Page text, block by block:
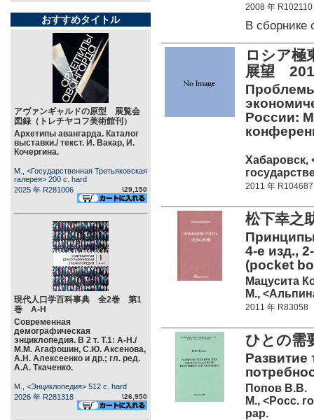
おすすめタイトル
アヴァンギャルドの原型 展覧会
図録（トレチヤコフ美術館刊）
Архетипы авангарда. Каталог
выставки./ текст. И. Вакар, И.
Кочергина.
М., <Государственная Третьяковская
галерея> 200 c. hard
2025 年 R281006
\29,150
現代人口学百科事典 全2巻 第1
巻 А-Н
Современная
демографическая
энциклопедия. В 2 т. Т.1: А-Н./
М.М. Агафошин, С.Ю. Аксенова,
А.Н. Алексеенко и др.; гл. ред.
А.А. Ткаченко.
М., <Энциклопедия> 512 c. hard
2026 年 R281318
\26,950
2008 年 R102110
В сборнике
ロシア極
展望
России:
Хабаровск,
2011 年 R104687
松下幸之
4-е изд.,
(pocket
Мацусита
М.,
2011 年 R83058
ひとの需
Развитие
Попов В.В.
М., <Росс.
pap.